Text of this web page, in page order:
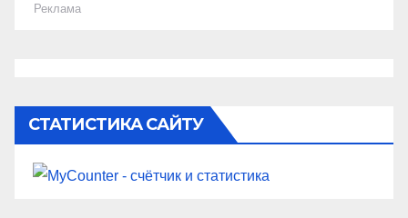
Реклама
СТАТИСТИКА САЙТУ